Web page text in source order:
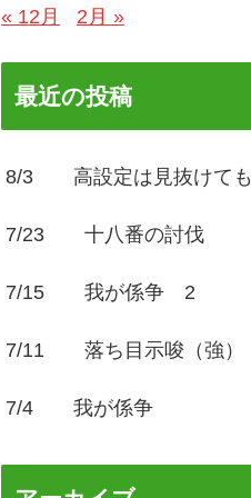
« 12月 2月 »
最近の投稿
8/3 高設定は見抜けても
7/23 十八番の討伐
7/15 我が係争 2
7/11 落ち目示唆（強）
7/4 我が係争